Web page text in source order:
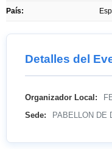
País:
Detalles del
Organizador Local:
Sede: PABELLON DE